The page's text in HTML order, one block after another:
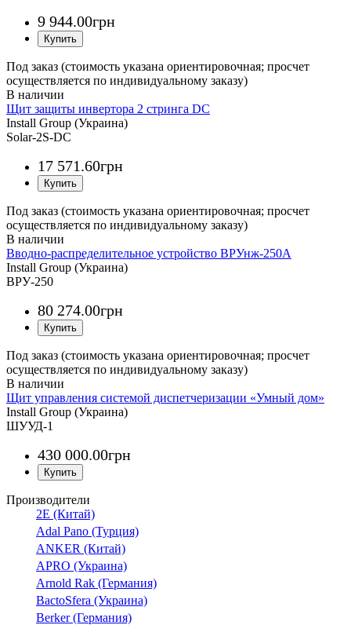
9 944.00грн
Под заказ (стоимость указана ориентировочная; просчет
осуществляется по индивидуальному заказу)
Щит защиты инвертора 2 стринга DC
Install Group (Украина)
Solar-2S-DC
17 571.60грн
Под заказ (стоимость указана ориентировочная; просчет
осуществляется по индивидуальному заказу)
Вводно-распределительное устройство ВРУнж-250А
Install Group (Украина)
ВРУ-250
80 274.00грн
Под заказ (стоимость указана ориентировочная; просчет
осуществляется по индивидуальному заказу)
Щит управления системой диспетчеризации «Умный дом»
Install Group (Украина)
ШУУД-1
430 000.00грн
Производители
2E (Китай)
Adal Pano (Турция)
ANKER (Китай)
APRO (Украина)
Arnold Rak (Германия)
BactoSfera (Украина)
Berker (Германия)